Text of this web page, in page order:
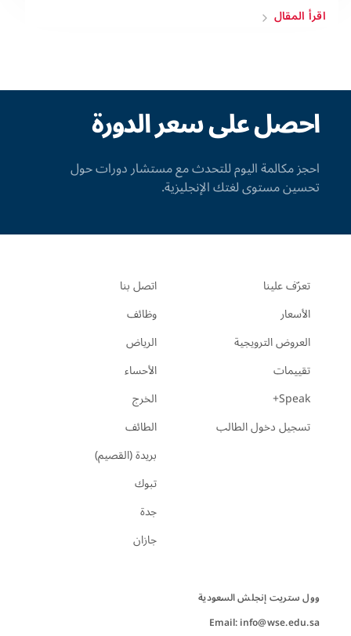
اقرأ المقال
احصل على سعر الدورة
احجز مكالمة اليوم للتحدث مع مستشار دورات حول
تحسين مستوى لغتك الإنجليزية.
تعرّف علينا
الأسعار
العروض الترويجية
تقييمات
Speak+
تسجيل دخول الطالب
اتصل بنا
وظائف
الرياض
الأحساء
الخرج
الطائف
بريدة (القصيم)
تبوك
جدة
جازان
وول ستريت إنجلش السعودية
Email: info@wse.edu.sa